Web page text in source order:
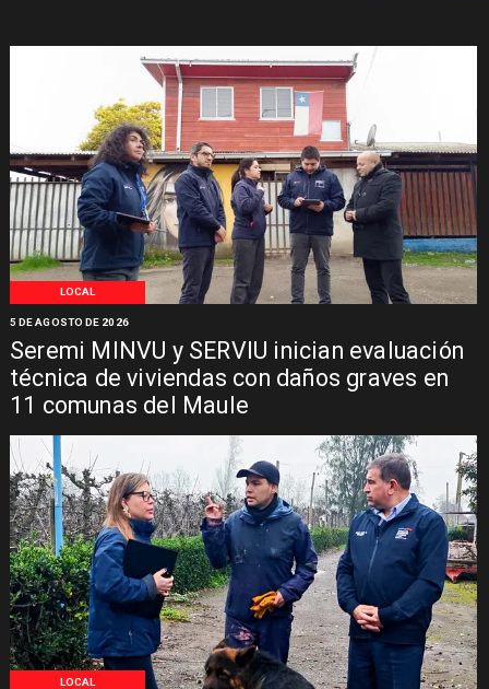
LOCAL
Seremi MINVU y SERVIU inician evaluación
técnica de viviendas con daños graves en
11 comunas del Maule
5 DE AGOSTO DE 2026
LOCAL